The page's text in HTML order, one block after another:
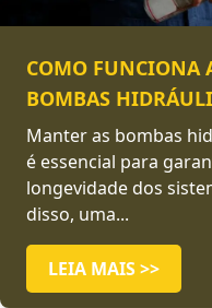
COMO FUNCIONA
BOMBAS
Manter as bombas
é essencial para
longevidade dos
disso, uma...
LEIA MAIS >>